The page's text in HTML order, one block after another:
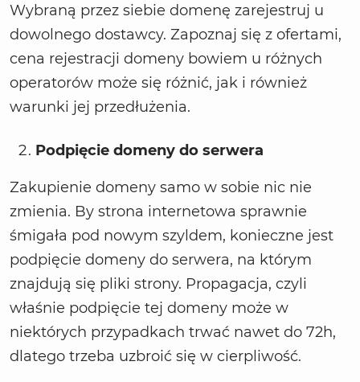
Wybraną przez siebie domenę zarejestruj u
dowolnego dostawcy. Zapoznaj się z ofertami,
cena rejestracji domeny bowiem u różnych
operatorów może się różnić, jak i również
warunki jej przedłużenia.
Podpięcie domeny do serwera
Zakupienie domeny samo w sobie nic nie
zmienia. By strona internetowa sprawnie
śmigała pod nowym szyldem, konieczne jest
podpięcie domeny do serwera, na którym
znajdują się pliki strony. Propagacja, czyli
właśnie podpięcie tej domeny może w
niektórych przypadkach trwać nawet do 72h,
dlatego trzeba uzbroić się w cierpliwość.